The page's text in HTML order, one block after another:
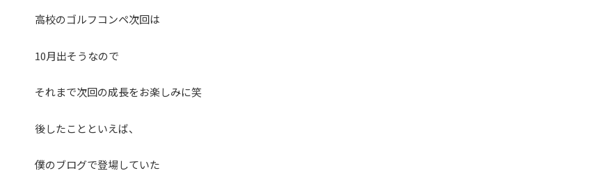
高校のゴルフコンペ次回は
10月出そうなので
それまで次回の成長をお楽しみに笑
後したことといえば、
僕のブログで登場していた